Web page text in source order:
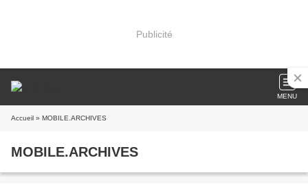
Publicité
MENU
Accueil » MOBILE.ARCHIVES
MOBILE.ARCHIVES